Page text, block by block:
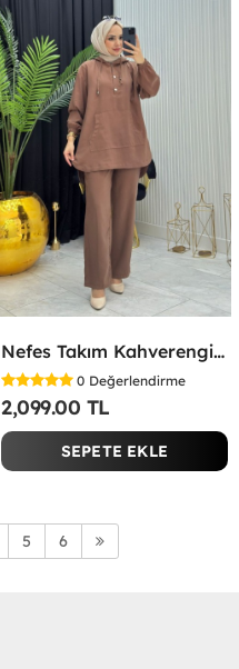
Nefes Takım Kahverengi Kahverengi
0 Değerlendirme
2,099.00 TL
SEPETE EKLE
5 6